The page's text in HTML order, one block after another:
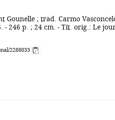
Gounelle ; trad. Carmo
- 246 p. ; 24 cm. - Tít. orig.: Le
2288033